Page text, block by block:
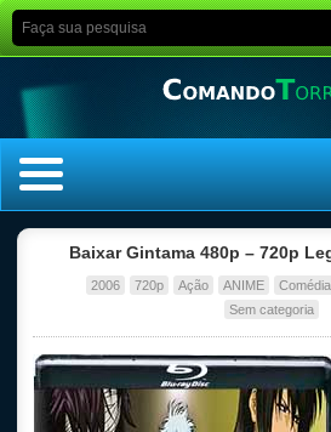
Top Filmes
Top Séries
Filmes
Baixar Gintama 480p – 720p
2006 720p Ação ANIME Comédia
Sem categoria